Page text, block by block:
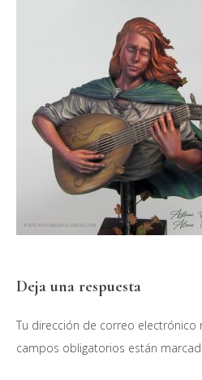
Interacciones
los
Deja una respuesta
Tu dirección de correo electrónico
campos obligatorios están